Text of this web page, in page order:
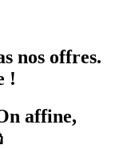
nos offres.
!
affine,